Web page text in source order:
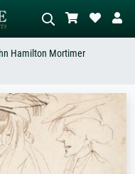
Sie die Szene – z.B. Grüne
Abstrakt mit viel Rot, Dunkles
Stehender Akt neben einem
Baum.
Hamilton Mortimer